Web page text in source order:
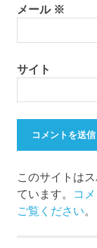
メール ※
サイト
このサイトは
ています。 コ
ご覧ください。